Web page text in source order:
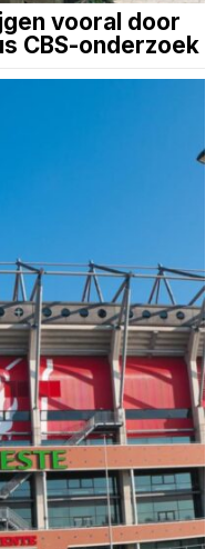
vooral door
CBS-onderzoek